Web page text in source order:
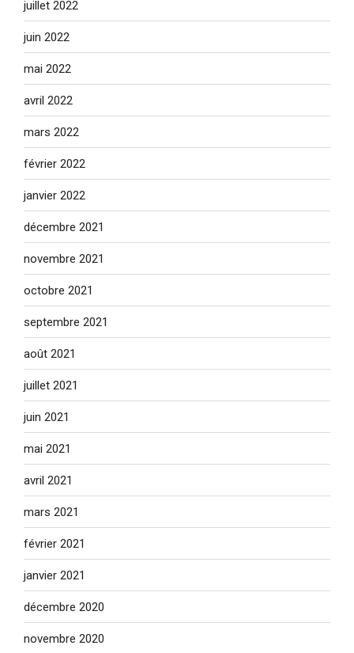
juillet 2022
juin 2022
mai 2022
avril 2022
mars 2022
février 2022
janvier 2022
décembre 2021
novembre 2021
octobre 2021
septembre 2021
août 2021
juillet 2021
juin 2021
mai 2021
avril 2021
mars 2021
février 2021
janvier 2021
décembre 2020
novembre 2020